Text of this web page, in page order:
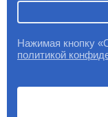
Нажимая кнопку
политикой